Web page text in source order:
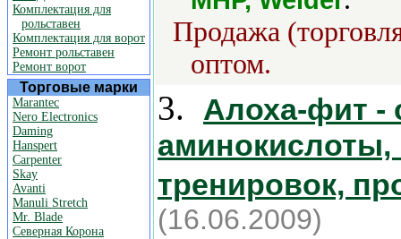
Комплектация для
рольставен
Комплектация для ворот
Ремонт рольставен
Ремонт ворот
Торговые марки
Marantec
Nero Electronics
Daming
Hanspert
Carpenter
Skay
Avanti
Manuli Stretch
Mr. Blade
Северная Корона
Продажа
оптом.
3.
Алоха-фит -
аминокислоты,
тренировок,
(16.06.2009)